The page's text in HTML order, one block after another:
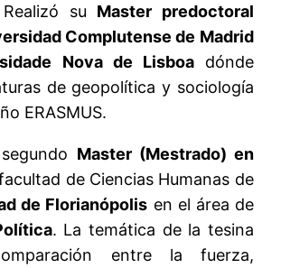
su Master predoctoral
Complutense de Madrid
Nova de Lisboadónde
de geopolítica y sociología
ERASMUS.
Master (Mestrado) en
de Ciencias Humanas de
de Florianópolis en el área de
. La temática de la tesina
entre la fuerza,